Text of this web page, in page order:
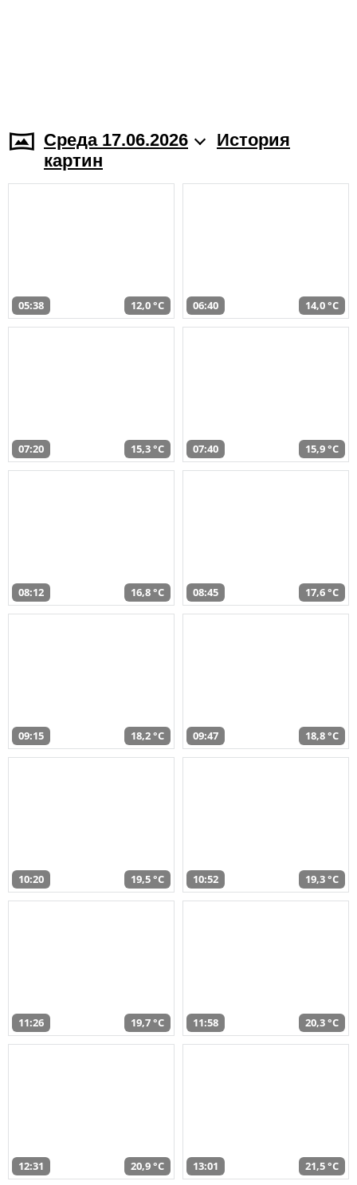
Среда 17.06.2026
История
картин
05:38 12,0 °C 06:40 14,0 °C
07:20 15,3 °C 07:40 15,9 °C
08:12 16,8 °C 08:45 17,6 °C
09:15 18,2 °C 09:47 18,8 °C
10:20 19,5 °C 10:52 19,3 °C
11:26 19,7 °C 11:58 20,3 °C
12:31 20,9 °C 13:01 21,5 °C